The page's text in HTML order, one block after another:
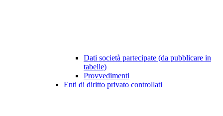
Dati società partecipate (da pubblicare in
tabelle)
Provvedimenti
Enti di diritto privato controllati